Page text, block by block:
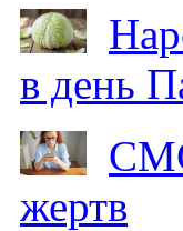
в день
жертв